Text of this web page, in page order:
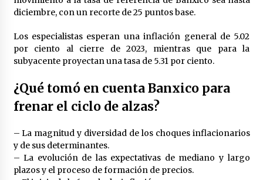
diciembre, con un recorte de 25 puntos base.
Los especialistas esperan una inflación general de 5.02
por ciento al cierre de 2023, mientras que para la
subyacente proyectan una tasa de 5.31 por ciento.
¿Qué tomó en cuenta Banxico para
frenar el ciclo de alzas?
– La magnitud y diversidad de los choques inflacionarios
y de sus determinantes.
– La evolución de las expectativas de mediano y largo
plazos y el proceso de formación de precios.